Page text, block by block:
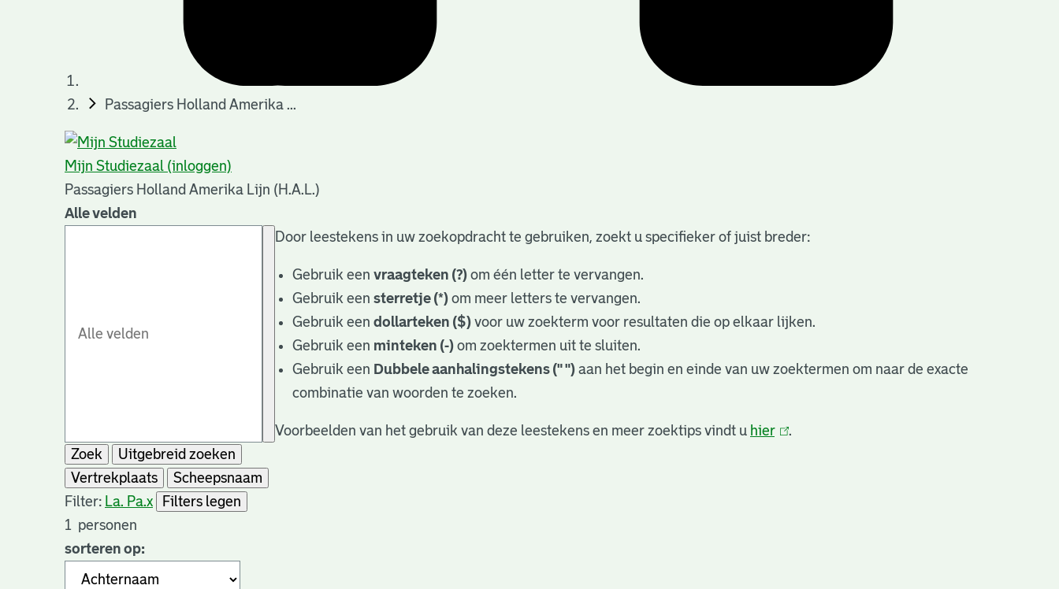
Passagiers Holland Amerika ...
Mijn Studiezaal (inloggen)
Passagiers Holland Amerika Lijn (H.A.L.)
Alle velden
Door leestekens in uw zoekopdracht te gebruiken, zoekt u specifieker of juist breder:
Gebruik eenvraagteken (?) om één letter te vervangen.
Gebruik eensterretje (*) om meer letters te vervangen.
Gebruik eendollarteken ($) voor uw zoekterm voor resultaten die op elkaar lijken.
Gebruik een minteken (-) om zoektermen uit te sluiten.
Gebruik een Dubbele aanhalingstekens (" ") aan het begin en einde van uw zoektermen om naar de exacte
combinatie van woorden te zoeken.
Voorbeelden van het gebruik van deze leestekens en meer zoektips vindt u hier(link
.
Zoek
Uitgebreid zoeken
Vertrekplaats
Scheepsnaam
Filter: La. Pa.x
Filters legen
1 personen
sorteren op: